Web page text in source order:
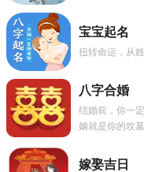
宝宝起名
扭转命运，从
八字合婚
结婚前，你一
姻就是你的坟墓
嫁娶吉日